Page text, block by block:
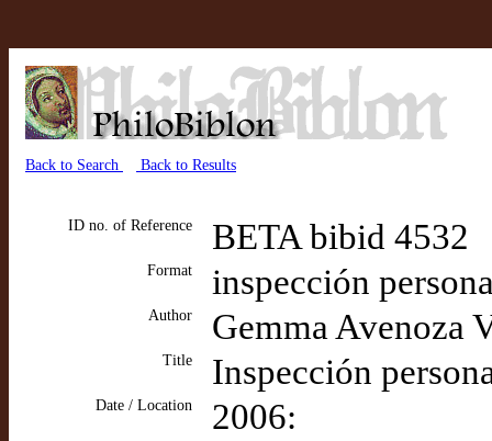
Back to Search Back to Results
ID no. of Reference BETA bibid 4532
Format inspección
Author Gemma Avenoza
Title Inspección
Date / Location 2006: